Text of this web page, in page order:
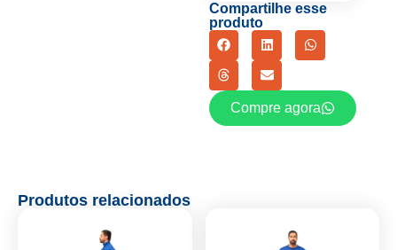
Compartilhe esse
produto
Compre agora
Produtos relacionados